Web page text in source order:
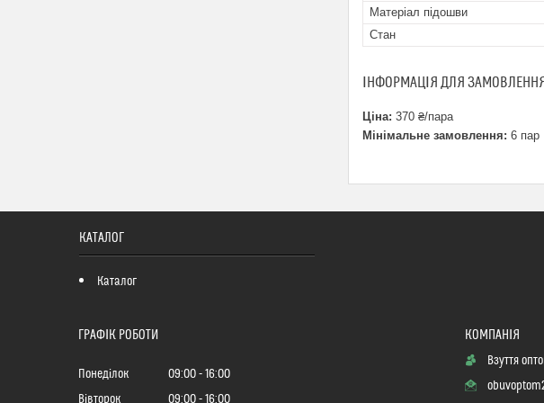
Матеріал підошви
Стан
ІНФОРМАЦІЯ ДЛЯ
Ціна: 370 ₴/пара
Мінімальне замовлення: 6 пар
КАТАЛОГ
Каталог
ГРАФІК РОБОТИ
Понеділок 09:00
16:00
Вівторок
09:00 16:00
Взуття